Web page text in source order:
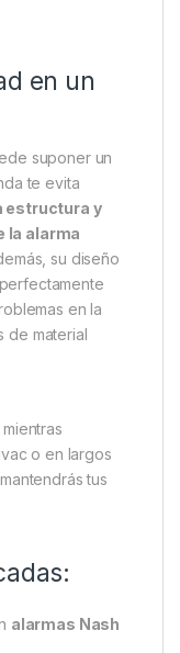
en un
suponer un
te evita
estructura y
la alarma
su diseño
en la
de material
o en largos
tus
alarmas Nash